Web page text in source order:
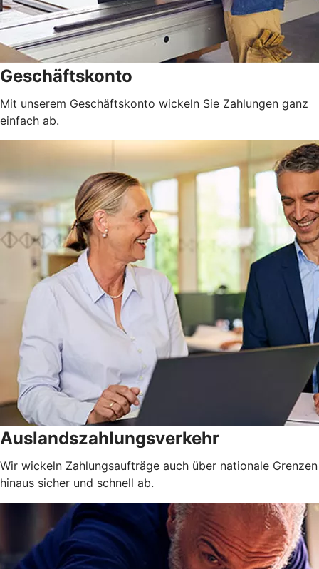
Geschäftskonto
Mit unserem Geschäftskonto wickeln Sie Zahlungen ganz
einfach ab.
Auslandszahlungsverkehr
Wir wickeln Zahlungsaufträge auch über nationale Grenzen
hinaus sicher und schnell ab.